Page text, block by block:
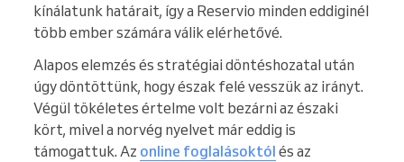
kínálatunk határait, így a Reservio minden eddiginél
több ember számára válik elérhetővé.
Alapos elemzés és stratégiai döntéshozatal után
úgy döntöttünk, hogy észak felé vesszük az irányt.
Végül tökéletes értelme volt bezárni az északi
kört, mivel a norvég nyelvet már eddig is
támogattuk. Az online foglalásoktól és az